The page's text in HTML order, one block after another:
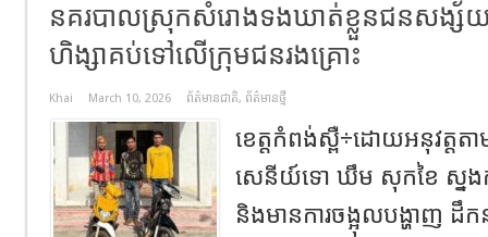
នគរបាលស្រុកសំរោងទងឃាត់ខ្លួនជនសង្ស័យ
ហិង្សាគប់ទៅលើក្រុមជនរងគ្រោះ
Khai March 10, 2026 ព័ត៌មានជាតិ, ព័ត៌មានថ្មី
ខេត្តកំពង់ស្ពឺ÷ដោយអនុវត្ត
សេនីយ៍ទោ ឃឹម សុកខៃ ស្នងក
និងមានការចង្អុលបង្ហាញ ដឹ